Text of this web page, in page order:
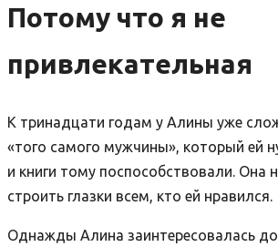
Потому что я не
привлекательная
К тринадцати годам у Алины уже
«того самого мужчины», который ей
и книги тому поспособствовали. Она
строить глазки всем, кто ей нравился.
Однажды Алина заинтересовалась